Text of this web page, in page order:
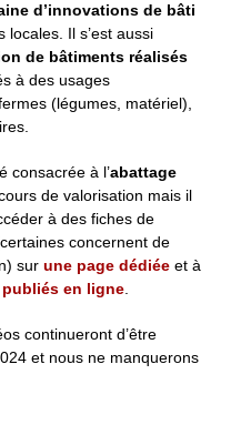
d’innovations de bâti
Il s’est aussi
de bâtiments réalisés
à des usages
(légumes, matériel),
consacrée à l’abattage
de valorisation mais il
à des fiches de
concernent de
sur une page dédiée et à
en ligne.
continueront d’être
et nous ne manquerons